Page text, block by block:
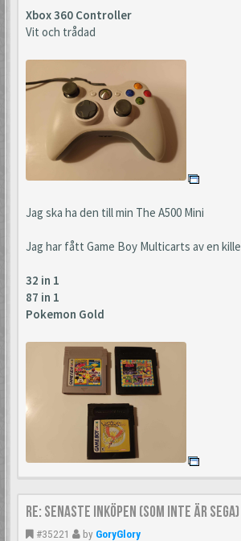
Xbox 360 Controller
Vit och trådad
Jag ska ha den till min The A500 Mini
Jag har fått Game Boy Multicarts av en kille
32 in 1
87 in 1
Pokemon Gold
Re: Senaste inköpen (som inte är Sega)
#35221 by GoryGlory